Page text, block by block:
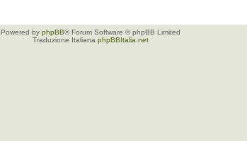
Powered by phpBB® Forum Software © phpBB Limited
Traduzione Italiana phpBBItalia.net